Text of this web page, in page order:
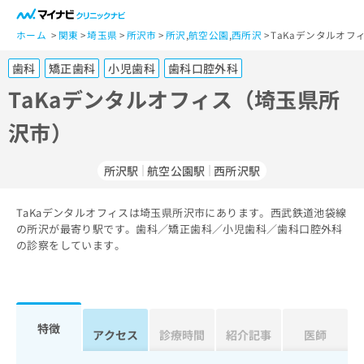
ホーム 関東 埼玉県 所沢市 所沢,航空公園,西所沢 TaKaデンタルオフ
歯科 矯正歯科 小児歯科 歯科口腔外科
TaKaデンタルオフィス（埼玉県所
沢市）
所沢駅 航空公園駅 西所沢駅
TaKaデンタルオフィスは埼玉県所沢市にあります。西武鉄道池袋線
の所沢が最寄り駅です。歯科／矯正歯科／小児歯科／歯科口腔外科
の診察をしています。
特徴 アクセス 診療時間 紹介記事 医師
一
般
ー
ザ
ー
の
方
ら
ビ
医
係